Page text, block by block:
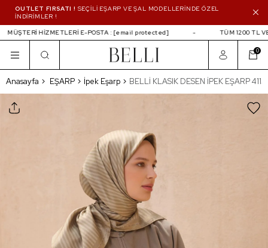
OUTLET FIRSATI ! SEÇİLİ EŞARP VE ŞAL MODELLERİNDE ÖZEL
İNDİRİMLER !
MÜŞTERİ HİZMETLERİ E-POSTA :[email protected] TÜM 1200 TL VE
0
BELLİ KLASIK DESEN İPEK EŞARP 4115D
Anasayfa EŞARP İpek Eşarp BELLİ KLASIK DESEN İPEK EŞARP